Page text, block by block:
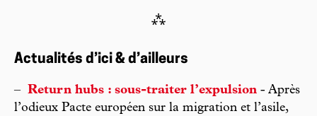
⁂
Actualités d’ici & d’ailleurs
– Return hubs : sous-traiter l’expulsion - Après
l’odieux Pacte européen sur la migration et l’asile,